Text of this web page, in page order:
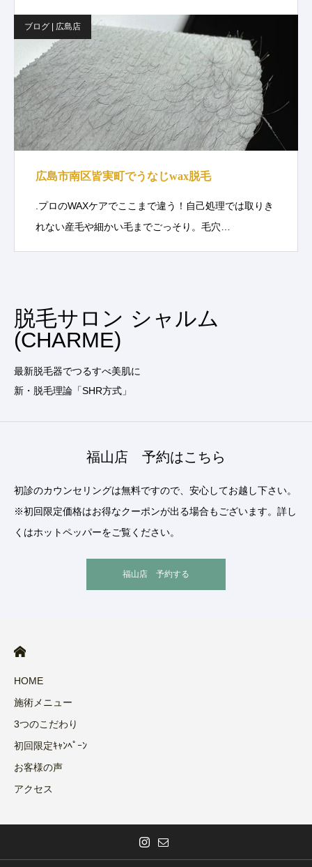
ブログ | 広島店
広島市南区皆実町でうなじwax脱毛
.プロのWAXケアでここまで違う！自己処理では取りき
れない産毛や細かい毛までごっそり。毛穴…
脱毛サロン シャルム
(CHARME)
最新脱毛器でつるすべ美肌に
新・脱毛理論「SHR方式」
福山店 予約はこちら
初診のカウンセリングは無料ですので、安心してお越し下さい。
※初回限定価格はお得なクーポンが出る場合もございます。詳し
くはホットペッパーをご覧ください。
福山店 予約する
HOME
施術メニュー
3つのこだわり
初回限定ｷｬﾝﾍﾟｰﾝ
お客様の声
アクセス